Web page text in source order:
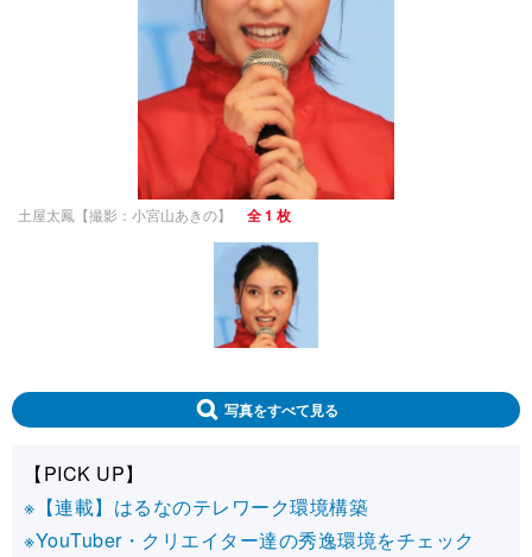
土屋太鳳【撮影：小宮山あきの】 全 1 枚
写真をすべて見る
【PICK UP】
※【連載】はるなのテレワーク環境構築
※YouTuber・クリエイター達の秀逸環境をチェック